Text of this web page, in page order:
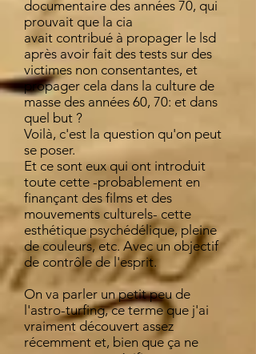
documentaire des années 70, qui
prouvait que la cia
avait contribué à propager le lsd
après avoir fait des tests sur des
victimes non consentantes, et
propager cela dans la culture de
masse des années 60, 70: et dans
quel but ?
Voilà, c'est la question qu'on peut
se poser.
Et ce sont eux qui ont introduit
toute cette -probablement en
finançant des films et des
mouvements culturels- cette
esthétique psychédélique, pleine
de couleurs, etc. Avec un objectif
de contrôle de l'esprit.
On va parler un petit peu de
l'astro-turfing, ce terme que j'ai
vraiment découvert assez
récemment et, bien que ça ne